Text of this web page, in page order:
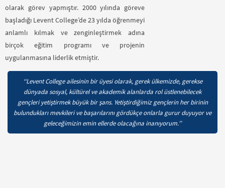
olarak görev yapmıştır. 2000 yılında göreve
başladığı Levent College’de 23 yılda öğrenmeyi
anlamlı kılmak ve zenginleştirmek adına
birçok eğitim programı ve projenin
uygulanmasına liderlik etmiştir.
‘‘Levent College ailesinin bir üyesi olarak, gerek ülkemizde, gerekse
dünyada sosyal, kültürel ve akademik alanlarda rol üstlenebilecek
gençleri yetiştirmek büyük bir şans. Yetiştirdiğimiz gençlerin her birinin
bulundukları mevkileri ve başarılarını gördükçe onlarla gurur duyuyor ve
geleceğimizin emin ellerde olacağına inanıyorum.’’